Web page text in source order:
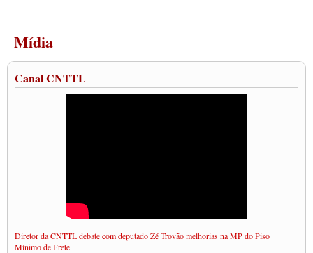
Mídia
Canal CNTTL
Diretor da CNTTL debate com deputado Zé Trovão melhorias na MP do Piso
Mínimo de Frete